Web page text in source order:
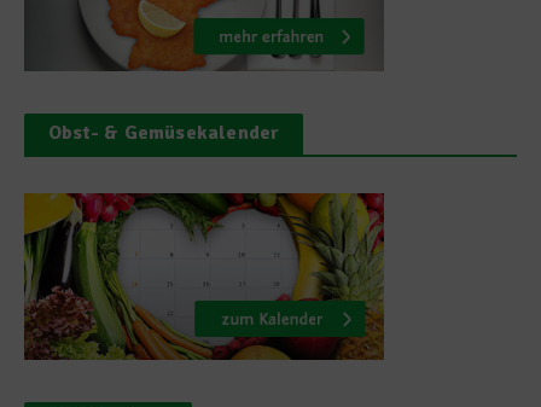
Obst- & Gemüsekalender